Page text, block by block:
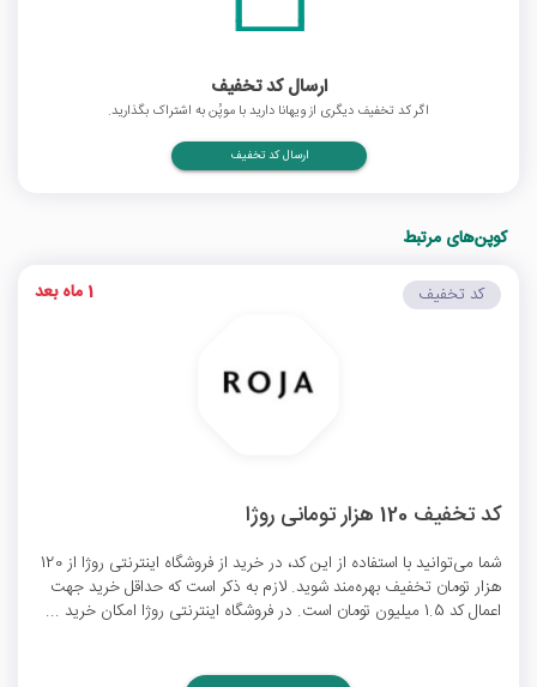
ارسال کد تخفیف
اگر کد تخفیف دیگری از ویهانا دارید با موپُن به اشتراک بگذارید.
ارسال کد تخفیف
کوپن‌های مرتبط
کد تخفیف 120 هزار تومانی روژا
شما می‌توانید با استفاده از این کد، در خرید از فروشگاه اینترنتی روژا از 120
هزار تومان تخفیف بهره‌مند شوید. لازم به ذکر است که حداقل خرید جهت
اعمال کد 1.5 میلیون تومان است. در فروشگاه اینترنتی روژا امکان خرید ...
کد تخفیف 1 ماه بعد